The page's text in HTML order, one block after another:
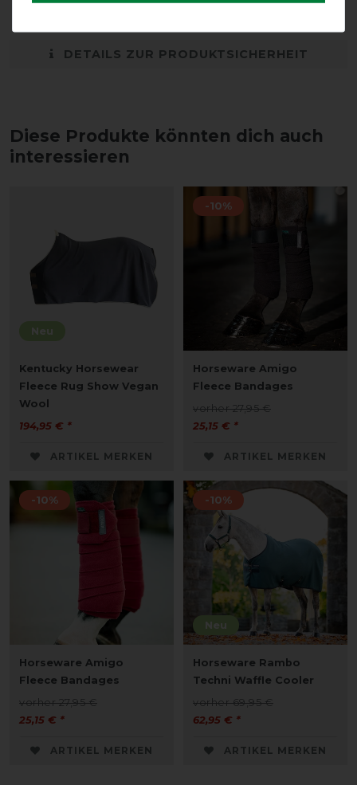
möglich
DETAILS ZUR PRODUKTSICHERHEIT
Diese Produkte könnten dich auch
interessieren
Neu
Kentucky Horsewear
Fleece Rug Show Vegan
Wool
194,95 € *
ARTIKEL MERKEN
-10%
Horseware Amigo
Fleece Bandages
vorher 27,95 €
25,15 € *
ARTIKEL MERKEN
-10%
Horseware Amigo
Fleece Bandages
vorher 27,95 €
25,15 € *
ARTIKEL MERKEN
Neu
-10%
Horseware Rambo
Techni Waffle Cooler
vorher 69,95 €
62,95 € *
ARTIKEL MERKEN